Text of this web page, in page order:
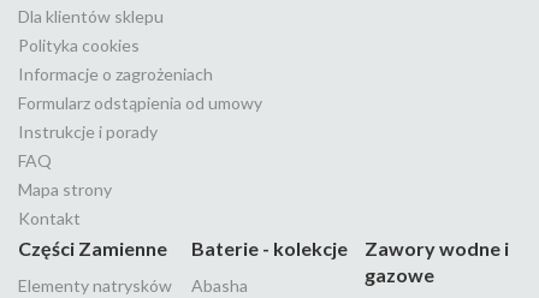
Dla klientów sklepu
Polityka cookies
Informacje o zagrożeniach
Formularz odstąpienia od umowy
Instrukcje i porady
FAQ
Mapa strony
Kontakt
Części Zamienne
Elementy natrysków
Baterie - kolekcje
Abasha
Zawory wodne i
gazowe